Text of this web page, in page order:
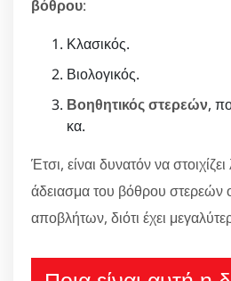
βόθρου:
Κλασικός.
Βιολογικός.
Βοηθητικός στερεών,
κα.
Έτσι, είναι δυνατόν να
άδειασμα του βόθρου στερεών
αποβλήτων, διότι έχει